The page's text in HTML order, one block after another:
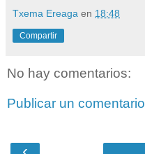
Txema Ereaga en 18:48
Compartir
No hay comentarios:
Publicar un comentario